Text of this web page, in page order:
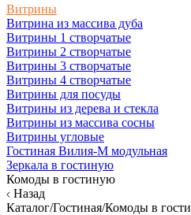
Витрины
Витрина из массива дуба
Витрины 1 створчатые
Витрины 2 створчатые
Витрины 3 створчатые
Витрины 4 створчатые
Витрины для посуды
Витрины из дерева и стекла
Витрины из массива сосны
Витрины угловые
Гостиная Вилия-М модульная
Зеркала в гостиную
Комоды в гостиную
Назад
Каталог/Гостиная/Комоды в